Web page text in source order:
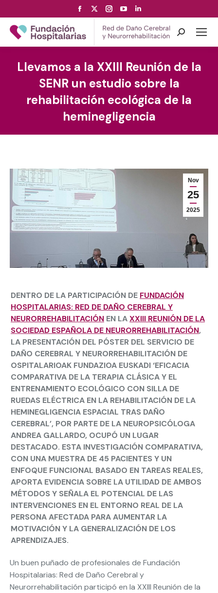
Facebook
page
opens
in
window
page
opens
in
window
Instagram
page
opens
in
window
YouTube
page
opens
in
window
page
opens
in
window
Search:
Llevamos a la XXIII Reunión de la
SENR un estudio sobre la
rehabilitación ecológica de la
heminegligencia
Nov
25
2025
DENTRO DE LA PARTICIPACIÓN DE FUNDACIÓN
HOSPITALARIAS: RED DE DAÑO CEREBRAL Y
NEURORREHABILITACIÓN EN LAXXIII REUNIÓN DE LA
SOCIEDAD ESPAÑOLA DE NEURORREHABILITACIÓN,
LA PRESENTACIÓN DEL PÓSTER DEL SERVICIO DE
DAÑO CEREBRAL Y NEURORREHABILITACIÓN DE
OSPITALARIOAK FUNDAZIOA EUSKADI ‘EFICACIA
COMPARATIVA DE LA TERAPIA CLÁSICA Y EL
ENTRENAMIENTO ECOLÓGICO CON SILLA DE
RUEDAS ELÉCTRICA EN LA REHABILITACIÓN DE LA
HEMINEGLIGENCIA ESPACIAL TRAS DAÑO
CEREBRAL’, POR PARTE DE LA NEUROPSICÓLOGA
ANDREA GALLARDO, OCUPÓ UN LUGAR
DESTACADO. ESTA INVESTIGACIÓN COMPARATIVA,
CON UNA MUESTRA DE 45 PACIENTES Y UN
ENFOQUE FUNCIONAL BASADO EN TAREAS REALES,
APORTA EVIDENCIA SOBRE LA UTILIDAD DE AMBOS
MÉTODOS Y SEÑALA EL POTENCIAL DE LAS
INTERVENCIONES EN EL ENTORNO REAL DE LA
PERSONA AFECTADA PARA AUMENTAR LA
MOTIVACIÓN Y LA GENERALIZACIÓN DE LOS
APRENDIZAJES.
Un buen puñado de profesionales de Fundación
Hospitalarias: Red de Daño Cerebral y
Neurorrehabilitación participó en la XXIII Reunión de la